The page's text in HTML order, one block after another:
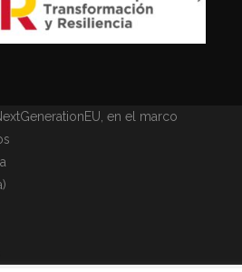
en el marco